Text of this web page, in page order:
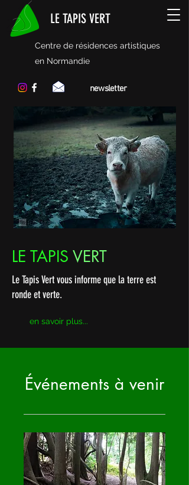
LE TAPIS VERT
Centre de résidences artistiques
en Normandie
newsletter
LE TAPIS VERT
Le Tapis Vert vous informe que la terre est
ronde et verte.
en savoir plus...
Événements à venir